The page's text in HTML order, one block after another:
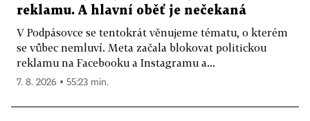
reklamu. A hlavní oběť je nečekaná
V Podpásovce se tentokrát věnujeme tématu, o kterém
se vůbec nemluví. Meta začala blokovat politickou
reklamu na Facebooku a Instagramu a...
7. 8. 2026 ▪ 55:23 min.